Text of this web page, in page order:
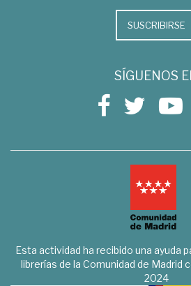
SUSCRIBIRSE
SÍGUENOS
Esta actividad ha recibido una ayuda
librerías de la Comunidad de Madrid
2024